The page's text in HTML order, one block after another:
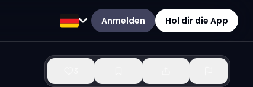
Anmelden Hol dir die App